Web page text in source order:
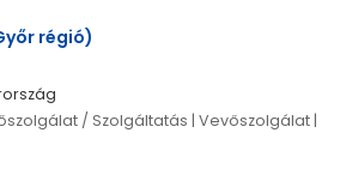
régió)
/ Szolgáltatás | Vevőszolgálat |